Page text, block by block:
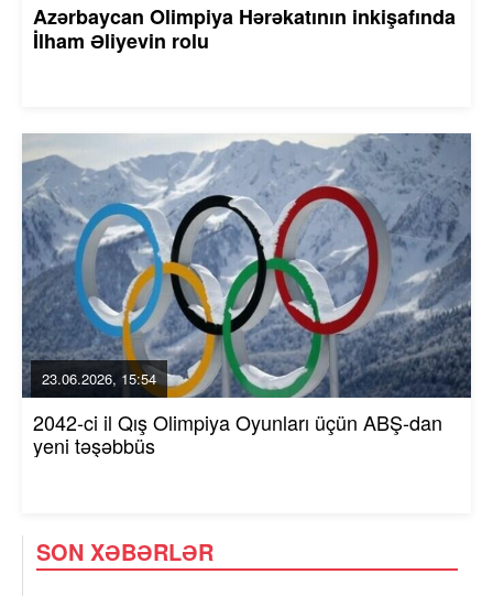
Azərbaycan Olimpiya Hərəkatının inkişafında
İlham Əliyevin rolu
23.06.2026, 15:54
2042-ci il Qış Olimpiya Oyunları üçün ABŞ-dan
yeni təşəbbüs
SON XƏBƏRLƏR